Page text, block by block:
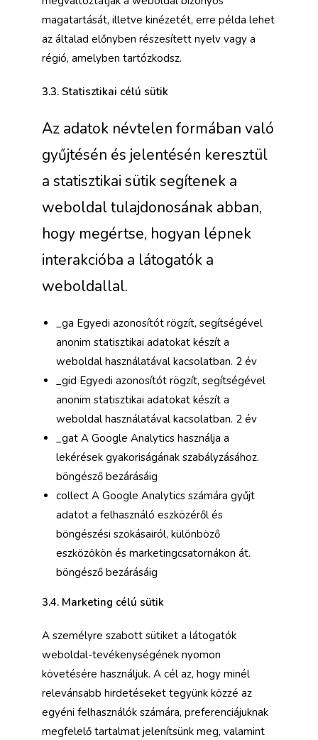
magatartását, illetve kinézetét, erre példa lehet
az általad előnyben részesített nyelv vagy a
régió, amelyben tartózkodsz.
3.3. Statisztikai célú sütik
Az adatok névtelen formában való
gyűjtésén és jelentésén keresztül
a statisztikai sütik segítenek a
weboldal tulajdonosának abban,
hogy megértse, hogyan lépnek
interakcióba a látogatók a
weboldallal.
_ga Egyedi azonosítót rögzít, segítségével
anonim statisztikai adatokat készít a
weboldal használatával kacsolatban. 2 év
_gid Egyedi azonosítót rögzít, segítségével
anonim statisztikai adatokat készít a
weboldal használatával kacsolatban. 2 év
_gat A Google Analytics használja a
lekérések gyakoriságának szabályzásához.
böngésző bezárásáig
collect A Google Analytics számára gyűjt
adatot a felhasználó eszközéről és
böngészési szokásairól, különböző
eszközökön és marketingcsatornákon át.
böngésző bezárásáig
3.4. Marketing célú sütik
A személyre szabott sütiket a látogatók
weboldal-tevékenységének nyomon
követésére használjuk. A cél az, hogy minél
relevánsabb hirdetéseket tegyünk közzé az
egyéni felhasználók számára, preferenciájuknak
megfelelő tartalmat jelenítsünk meg, valamint